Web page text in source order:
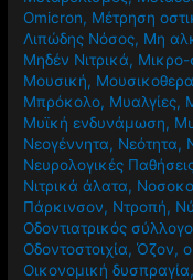
Omicron, Μέτρηση
Λιπώδης Νόσος, Μη
Μηδέν Νιτρικά, Μικρο-
Μουσική,
Μπρόκολο, Μυαλγίες,
Μυϊκή ενδυνάμωση,
Νεογέννητα, Νεότητα,
Νευρολογικές
Νιτρικά άλατα,
Πάρκινσον, Ντροπή,
Οδοντιατρικός
Οδοντοστοιχία,Όζον,
Οικονομική δυσπραγία,